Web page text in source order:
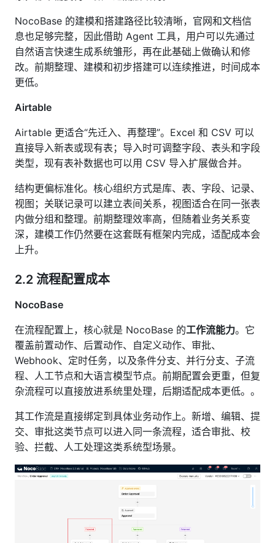
NocoBase 的建模和搭建路径比较清晰，官网和文档信
息也足够完整，因此借助 Agent 工具，用户可以先通过
自然语言快速生成系统雏形，再在此基础上做确认和修
改。前期整理、建模和初步搭建可以连续推进，时间成本
更低。
Airtable
Airtable 更适合“先迁入、再整理”。Excel 和 CSV 可以
直接导入新表或现有表；导入时可调整字段、表头和字段
类型，现有表补数据也可以用 CSV 导入扩展做合并。
结构更偏标准化。核心组织方式是库、表、字段、记录、
视图；关联记录可以建立表间关系，视图适合在同一张表
内做分组和整理。前期整理效率高，但随着业务关系变
深，建模工作仍然要在这套既有框架内完成，适配成本会
上升。
2.2 流程配置成本
NocoBase
在流程配置上，核心就是 NocoBase 的工作流能力。它
覆盖前置动作、后置动作、自定义动作、审批、
Webhook、定时任务，以及条件分支、并行分支、子流
程、人工节点和大语言模型节点。前期配置会更重，但复
杂流程可以直接放进系统里处理，后期适配成本更低。。
其工作流是直接绑定到具体业务动作上。新增、编辑、提
交、审批这类节点可以进入同一条流程，适合审批、校
验、拦截、人工处理这类系统型场景。